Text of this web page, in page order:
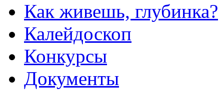
Как живешь, глубинка?
Калейдоскоп
Конкурсы
Документы